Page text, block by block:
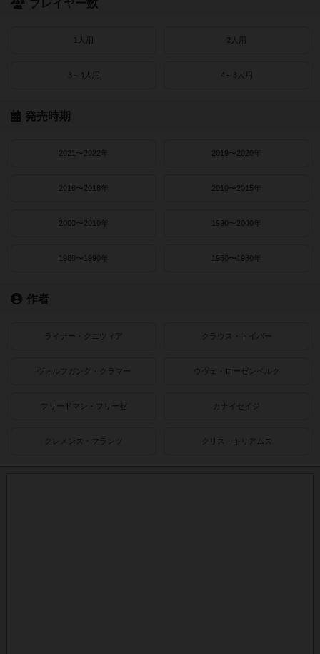
プレイヤー数
1人用 2人用
3～4人用 4～8人用
発売時期
2021〜2022年 2019〜2020年
2016〜2018年 2010〜2015年
2000〜2010年 1990〜2000年
1980〜1990年 1950〜1980年
作者
ライナー・クニツィア クラウス・トイバー
ヴォルフガング・クラマー ウヴェ・ローゼンベルク
フリードマン・フリーゼ カナイセイジ
クレメンス・フランツ クリス・キリアムス